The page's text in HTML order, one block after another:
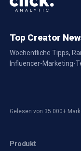
Top Creator
Wöchentliche Tipps,
Influencer-Marketing-
Gelesen von 35.000+
Produkt